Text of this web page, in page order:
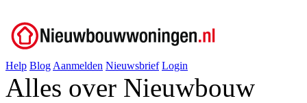
Help Blog Aanmelden Nieuwsbrief Login
Alles over Nieuwbouw